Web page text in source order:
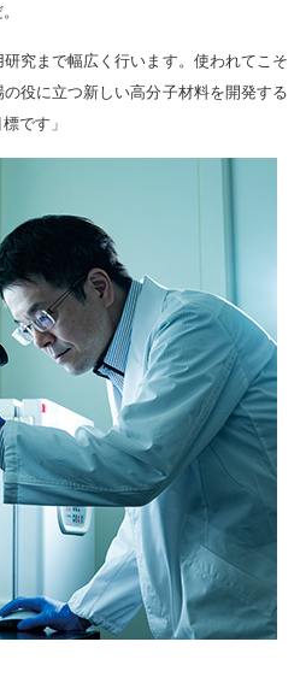
研究まで幅広く行います。使われてこそ
役に立つ新しい高分子材料を開発する
です」